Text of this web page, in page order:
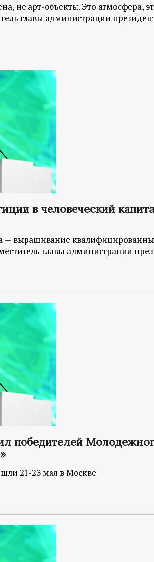
не арт-объекты. Это атмосфера,
главы администрации
в человеческий
— выращивание
главы администрации
победителей
21-23 мая в Москве